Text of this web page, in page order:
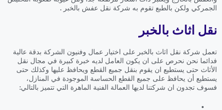
الجمركي ولكن بالطبع تقوم به شركة نقل عفش بالخبر .
نقل اثاث بالخبر
تعمل شركة نقل اثاث بالخبر على اختيار عمال وفنيون الشركة بدقة عالية
فدائما نحن نحرص على ان يكون العامل لديه خبرة كبيرة في مجال نقل
الأثاث حتى يستطيع ان يقوم بنقل جميع القطع ويحافظ عليها وكذلك حتى
يستطيع أن يحافظ على جميع القطع الحساسة الموجودة في المنازل،
فسوف تجدون ان شركتنا لديها العمالة الفنية الماهرة التي تتميز بالتالي: